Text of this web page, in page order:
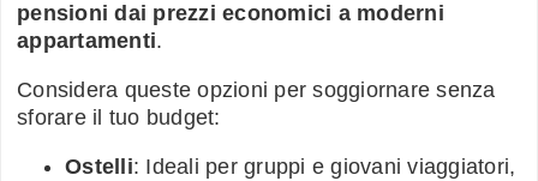
pensioni dai prezzi economici a moderni
appartamenti.
Considera queste opzioni per soggiornare senza
sforare il tuo budget:
Ostelli: Ideali per gruppi e giovani viaggiatori,